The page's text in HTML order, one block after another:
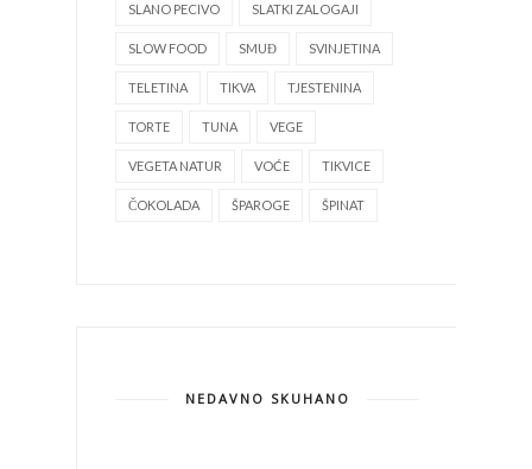
SLANO PECIVO SLATKI ZALOGAJI
SLOW FOOD SMUĐ SVINJETINA
TELETINA TIKVA TJESTENINA
TORTE TUNA VEGE
VEGETA NATUR VOĆE TIKVICE
ČOKOLADA ŠPAROGE ŠPINAT
NEDAVNO SKUHANO